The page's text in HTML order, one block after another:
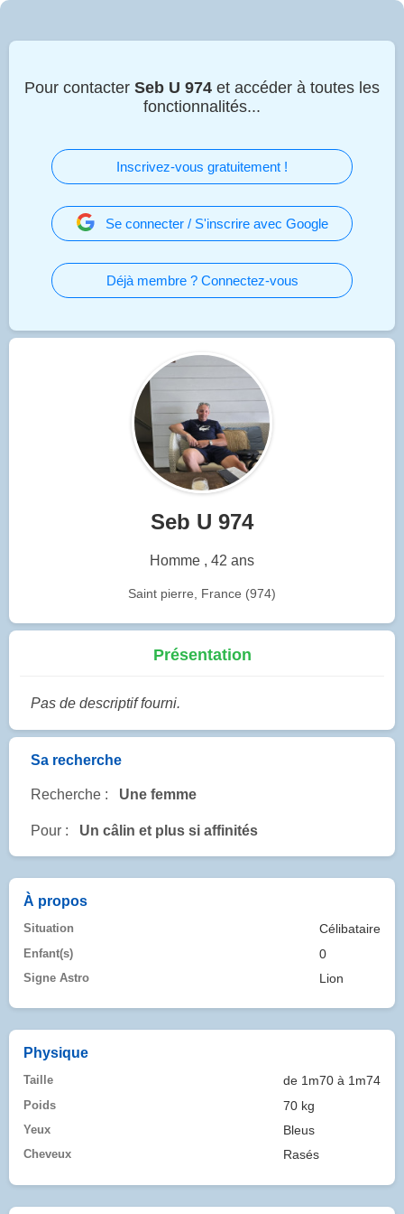
Pour contacter Seb U 974 et accéder à toutes les
fonctionnalités...
Inscrivez-vous gratuitement !
Se connecter / S'inscrire avec Google
Déjà membre ? Connectez-vous
Seb U 974
Homme , 42 ans
Saint pierre, France (974)
Présentation
Pas de descriptif fourni.
Sa recherche
Recherche : Une femme
Pour : Un câlin et plus si affinités
À propos
Situation Célibataire
Enfant(s) 0
Signe Astro Lion
Physique
Taille de 1m70 à 1m74
Poids 70 kg
Yeux Bleus
Cheveux Rasés